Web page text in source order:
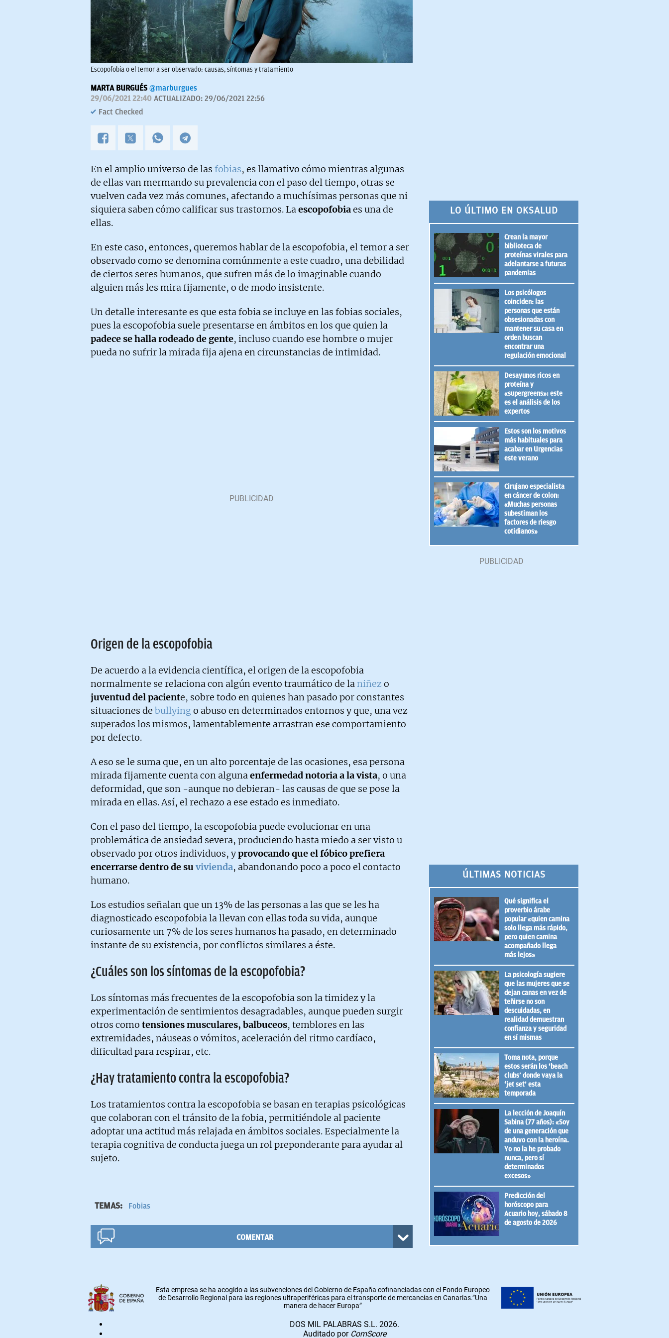
Escopofobia o el temor a ser observado: causas, síntomas y tratamiento
MARTA BURGUÉS @marburgues
29/06/2021 22:40 ACTUALIZADO: 29/06/2021 22:56
Fact Checked
En el amplio universo de las fobias, es llamativo cómo mientras algunas
de ellas van mermando su prevalencia con el paso del tiempo, otras se
vuelven cada vez más comunes, afectando a muchísimas personas que ni
siquiera saben cómo calificar sus trastornos. Laescopofobiaes una de
ellas.
En este caso, entonces, queremos hablar de la escopofobia, el temor a ser
observado como se denomina comúnmente a este cuadro, una debilidad
de ciertos seres humanos, que sufren más de lo imaginable cuando
alguien más les mira fijamente, o de modo insistente.
Un detalle interesante es que esta fobia se incluye en las fobias sociales,
pues la escopofobia suele presentarse en ámbitos en los que quien la
padece se halla rodeado de gente, incluso cuando ese hombre o mujer
pueda no sufrir la mirada fija ajena en circunstancias de intimidad.
Origen de la escopofobia
De acuerdo a la evidencia científica, el origen de la escopofobia
normalmente se relaciona con algún evento traumático de laniñez o
juventud del paciente, sobre todo en quienes han pasado por constantes
situaciones de bullyingo abuso en determinados entornos y que, una vez
superados los mismos, lamentablemente arrastran ese comportamiento
por defecto.
A eso se le suma que, en un alto porcentaje de las ocasiones, esa persona
mirada fijamente cuenta con algunaenfermedad notoria a la vista, o una
deformidad, que son -aunque no debieran- las causas de que se pose la
mirada en ellas. Así, el rechazo a ese estado es inmediato.
Con el paso del tiempo, la escopofobia puede evolucionar en una
problemática de ansiedad severa, produciendo hasta miedo a ser visto u
observado por otros individuos, yprovocando que el fóbico prefiera
encerrarse dentro de su vivienda, abandonando poco a poco el contacto
humano.
Los estudios señalan que un 13% de las personas a las que se les ha
diagnosticado escopofobia la llevan con ellas toda su vida, aunque
curiosamente un 7% de los seres humanos ha pasado, en determinado
instante de su existencia, por conflictos similares a éste.
¿Cuáles son los síntomas de la escopofobia?
Los síntomas más frecuentes de la escopofobia son la timidez y la
experimentación de sentimientos desagradables, aunque pueden surgir
otros como tensiones musculares, balbuceos, temblores en las
extremidades, náuseas o vómitos, aceleración del ritmo cardíaco,
dificultad para respirar, etc.
¿Hay tratamiento contra la escopofobia?
Los tratamientos contra la escopofobia se basan en terapias psicológicas
que colaboran con el tránsito de la fobia, permitiéndole al paciente
adoptar una actitud más relajada en ámbitos sociales. Especialmente la
terapia cognitiva de conducta juega un rol preponderante para ayudar al
sujeto.
TEMAS: Fobias
COMENTAR
LO ÚLTIMO EN OKSALUD
Crean la mayor
biblioteca de
proteínas virales para
adelantarse a futuras
pandemias
Los psicólogos
coinciden: las
personas que están
obsesionadas con
mantener su casa en
orden buscan
encontrar una
regulación emocional
Desayunos ricos en
proteína y
«supergreens»: este
es el análisis de los
expertos
Estos son los motivos
más habituales para
acabar en Urgencias
este verano
Cirujano especialista
en cáncer de colon:
«Muchas personas
subestiman los
factores de riesgo
cotidianos»
ÚLTIMAS NOTICIAS
Qué significa el
proverbio árabe
popular «quien camina
solo llega más rápido,
pero quien camina
acompañado llega
más lejos»
La psicología sugiere
que las mujeres que se
dejan canas en vez de
teñirse no son
descuidadas, en
realidad demuestran
confianza y seguridad
en sí mismas
Toma nota, porque
estos serán los ‘beach
clubs’ donde vaya la
‘jet set’ esta
temporada
La lección de Joaquín
Sabina (77 años): «Soy
de una generación que
anduvo con la heroína.
Yo no la he probado
nunca, pero sí
determinados
excesos»
Predicción del
horóscopo para
Acuario hoy, sábado 8
de agosto de 2026
Esta empresa se ha acogido a las subvenciones del Gobierno de España cofinanciadas con el Fondo Europeo
de Desarrollo Regional para las regiones ultraperiféricas para el transporte de mercancías en Canarias.”Una
manera de hacer Europa”
DOS MIL PALABRAS S.L. 2026.
Auditado por ComScore